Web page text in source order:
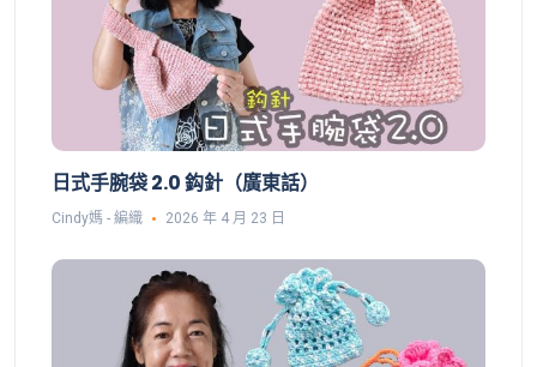
日式手腕袋 2.0 鈎針（廣東話）
Cindy媽 - 編織 2026 年 4 月 23 日